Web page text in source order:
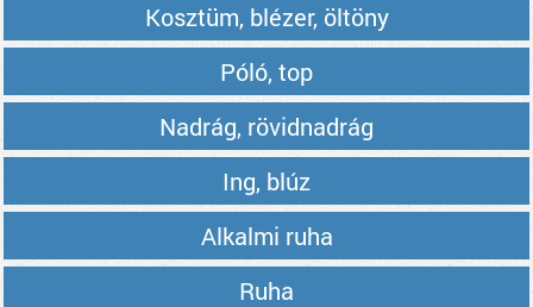
Kosztüm, blézer, öltöny
Póló, top
Nadrág, rövidnadrág
Ing, blúz
Alkalmi ruha
Ruha